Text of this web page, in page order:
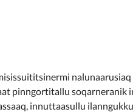
nalunaarusiaq
pinngortitallu soqarneranik
innuttaasullu